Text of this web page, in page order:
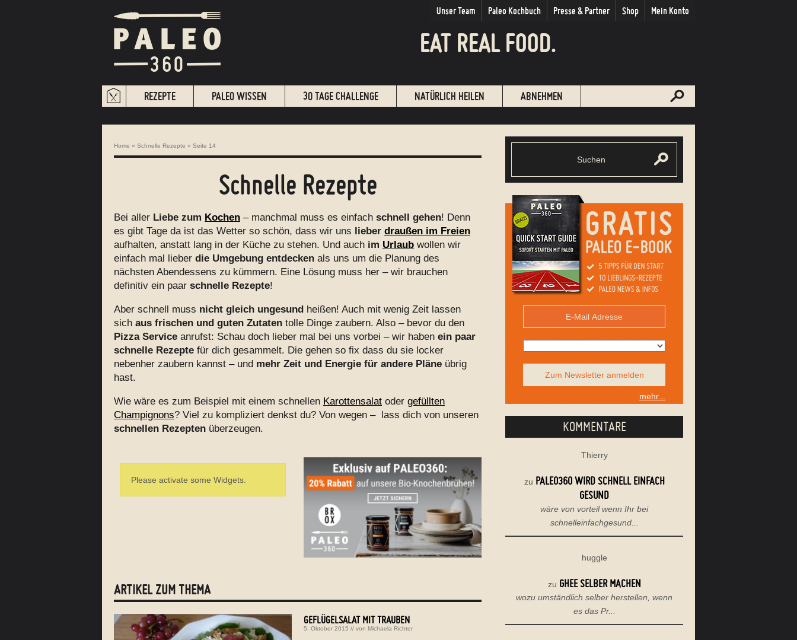
EAT REAL FOOD.
Unser Team Paleo Kochbuch Presse & Partner Shop Mein Konto
REZEPTE PALEO WISSEN 30 TAGE CHALLENGE NATÜRLICH HEILEN ABNEHMEN
Home » Schnelle Rezepte » Seite 14
Schnelle Rezepte
Bei aller Liebe zum Kochen – manchmal muss es einfach schnell gehen! Denn
es gibt Tage da ist das Wetter so schön, dass wir uns lieber draußen im Freien
aufhalten, anstatt lang in der Küche zu stehen. Und auch im Urlaub wollen wir
einfach mal lieber die Umgebung entdecken als uns um die Planung des
nächsten Abendessens zu kümmern. Eine Lösung muss her – wir brauchen
definitiv ein paar schnelle Rezepte!
Aber schnell muss nicht gleich ungesund heißen! Auch mit wenig Zeit lassen
sich aus frischen und guten Zutaten tolle Dinge zaubern. Also – bevor du den
Pizza Service anrufst: Schau doch lieber mal bei uns vorbei – wir haben ein paar
schnelle Rezepte für dich gesammelt. Die gehen so fix dass du sie locker
nebenher zaubern kannst – und mehr Zeit und Energie für andere Pläne übrig
hast.
Wie wäre es zum Beispiel mit einem schnellen Karottensalat oder gefüllten
Champignons? Viel zu kompliziert denkst du? Von wegen – lass dich von unseren
schnellen Rezepten überzeugen.
Please activate some Widgets.
ARTIKEL ZUM THEMA
GEFLÜGELSALAT MIT TRAUBEN
5. Oktober 2015 // von Michaela Richter
Zum Newsletter anmelden
mehr...
KOMMENTARE
Thierry
zu PALEO360 WIRD SCHNELL EINFACH
GESUND
wäre von vorteil wenn Ihr bei
schnelleinfachgesund...
huggle
zu GHEE SELBER MACHEN
wozu umständlich selber herstellen, wenn
es das Pr...